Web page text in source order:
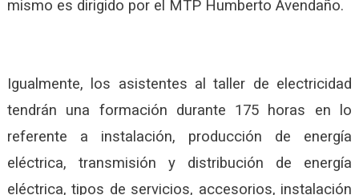
mismo es dirigido por el MTP Humberto Avendaño.
Igualmente, los asistentes al taller de electricidad
tendrán una formación durante 175 horas en lo
referente a instalación, producción de energía
eléctrica, transmisión y distribución de energía
eléctrica, tipos de servicios, accesorios, instalación